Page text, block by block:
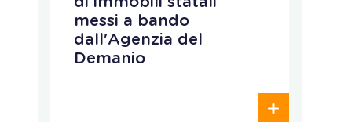
messi a bando
dall'Agenzia del
Demanio